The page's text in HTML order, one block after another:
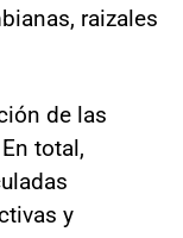
raizales
de las
total,
y